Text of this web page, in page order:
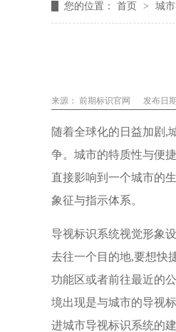
您的位置： 首页 > 城
来源： 前期标识官网 发布日
随着全球化的日益加剧,
争。城市的特质性与便
直接影响到一个城市的
象征与指示体系。
导视标识系统视觉形象
去往一个目的地,要想快
功能区或者前往最近的
境出现是与城市的导视
进城市导视标识系统的